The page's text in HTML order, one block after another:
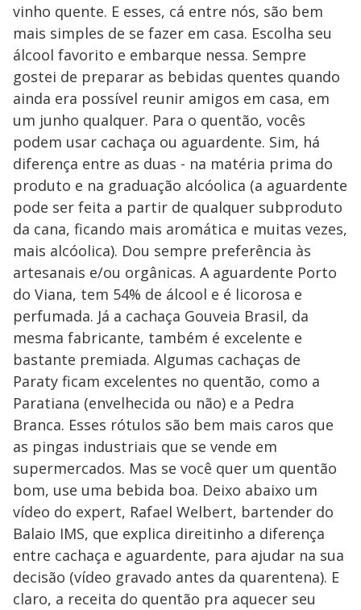
vinho quente. E esses, cá entre nós, são bem
mais simples de se fazer em casa. Escolha seu
álcool favorito e embarque nessa. Sempre
gostei de preparar as bebidas quentes quando
ainda era possível reunir amigos em casa, em
um junho qualquer. Para o quentão, vocês
podem usar cachaça ou aguardente. Sim, há
diferença entre as duas - na matéria prima do
produto e na graduação alcóolica (a aguardente
pode ser feita a partir de qualquer subproduto
da cana, ficando mais aromática e muitas vezes,
mais alcóolica). Dou sempre preferência às
artesanais e/ou orgânicas. A aguardente Porto
do Viana, tem 54% de álcool e é licorosa e
perfumada. Já a cachaça Gouveia Brasil, da
mesma fabricante, também é excelente e
bastante premiada. Algumas cachaças de
Paraty ficam excelentes no quentão, como a
Paratiana (envelhecida ou não) e a Pedra
Branca. Esses rótulos são bem mais caros que
as pingas industriais que se vende em
supermercados. Mas se você quer um quentão
bom, use uma bebida boa. Deixo abaixo um
vídeo do expert, Rafael Welbert, bartender do
Balaio IMS, que explica direitinho a diferença
entre cachaça e aguardente, para ajudar na sua
decisão (vídeo gravado antes da quarentena). E
claro, a receita do quentão pra aquecer seu